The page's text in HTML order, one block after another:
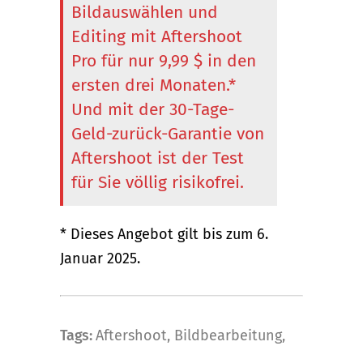
Bildauswählen und
Editing mit Aftershoot
Pro für nur 9,99 $ in den
ersten drei Monaten.*
Und mit der 30-Tage-
Geld-zurück-Garantie von
Aftershoot ist der Test
für Sie völlig risikofrei.
* Dieses Angebot gilt bis zum 6.
Januar 2025.
Tags: Aftershoot, Bildbearbeitung,